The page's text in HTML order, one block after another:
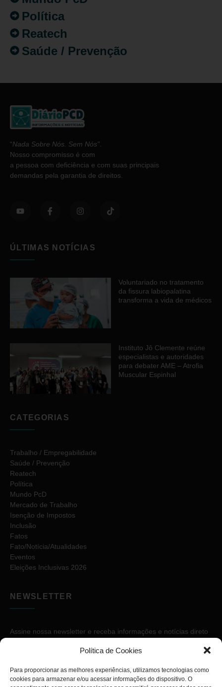
Política de Cookies
Para proporcionar as melhores experiências, utilizamos tecnologias como
cookies para armazenar e/ou acessar informações do dispositivo. O
Política
Reatech
Saúde / Prevenção
“Nada Sobre Nós. Sem Nós”
Nosso compromisso é com
a pessoa com deficiência e com suas principais
demandas pela garantia de direitos.
ÚLTIMAS NOTÍCIAS
Voluntariado no tratamento
da fissura labiopalatina
transforma a vida de médicos
Instituto Jô Clemente reúne
especialistas e autoridades
para debater AME – Atrofia
Muscular Espinhal
CATEGORIAS
Trabalho / Empregabilidade
Saúde / Prevenção
Reatech
Política
Mundo PcD
Mercado de Trabalho
Isenção de Impostos
Inclusão
Fatos
Fato/Notícia/Atualidades
Eventos
Eleições Inclusivas 2026
NEWSLETTER
Assine nossa newsletter e receba informações e notícias direto